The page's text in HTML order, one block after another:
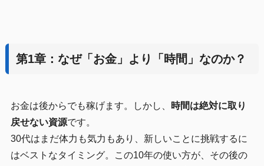
第1章：なぜ「お金」より「時間」なのか？
お金は後からでも稼げます。しかし、 時間は絶対に取り
戻せない資源です。
30代はまだ体力も気力もあり、新しいことに挑戦するに
はベストなタイミング。この10年の使い方が、その後の